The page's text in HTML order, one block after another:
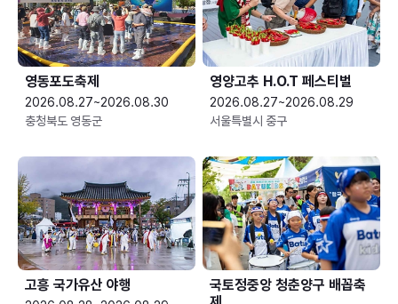
영동포도축제
2026.08.27~2026.08.30
충청북도 영동군
영양고추 H.O.T 페스티벌
2026.08.27~2026.08.29
서울특별시 중구
고흥 국가유산 야행
국토정중앙 청춘양구 배꼽축